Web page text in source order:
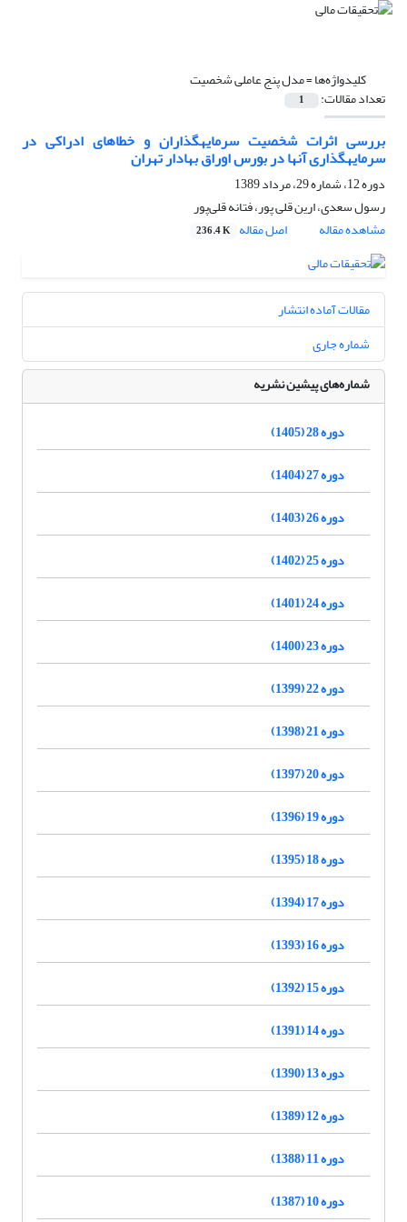
کلیدواژه‌ها =مدل پنج عاملی شخصیت
تعداد مقالات: 1
بررسی اثرات شخصیت سرمایه‎گذاران و خطاهای ادراکی در
سرمایه‎گذاری آن‎ها ‌در بورس اوراق بهادار تهران
دوره 12، شماره 29، مرداد 1389
رسول سعدی، ارین قلی پور، فتانه قلی‌پور
مشاهده مقاله
اصل مقاله 236.4 K
مقالات آماده انتشار
شماره جاری
شماره‌های پیشین نشریه
دوره 28 (1405)
دوره 27 (1404)
دوره 26 (1403)
دوره 25 (1402)
دوره 24 (1401)
دوره 23 (1400)
دوره 22 (1399)
دوره 21 (1398)
دوره 20 (1397)
دوره 19 (1396)
دوره 18 (1395)
دوره 17 (1394)
دوره 16 (1393)
دوره 15 (1392)
دوره 14 (1391)
دوره 13 (1390)
دوره 12 (1389)
دوره 11 (1388)
دوره 10 (1387)